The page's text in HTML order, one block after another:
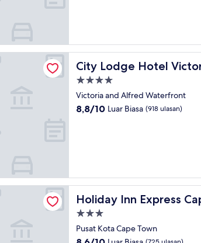
City Lodge Hotel
City Lodge Hotel Victoria
Properti
bintang
4.0
Victoria and Alfred Waterfront
8.8
8,8/10 Luar Biasa (918 ulasan)
Waterfront
Holiday Inn Express
Holiday Inn Express Cape
Properti
bintang
3.0
Pusat Kota Cape Town
8.6
by IHG